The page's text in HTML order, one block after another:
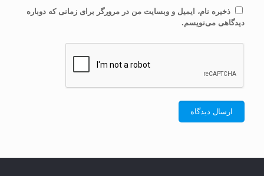
ذخیره نام، ایمیل و وبسایت من در مرورگر برای زمانی که دوباره
دیدگاهی می‌نویسم.